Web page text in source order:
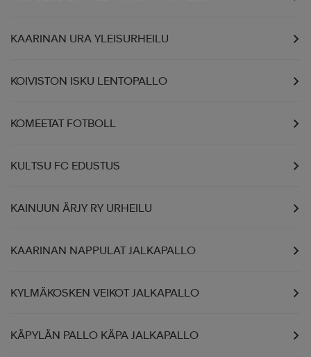
KAARINAN URA YLEISURHEILU
KOIVISTON ISKU LENTOPALLO
KOMEETAT FOTBOLL
KULTSU FC EDUSTUS
KAINUUN ÄRJY RY URHEILU
KAARINAN NAPPULAT JALKAPALLO
KYLMÄKOSKEN VEIKOT JALKAPALLO
KÄPYLÄN PALLO KÄPA JALKAPALLO